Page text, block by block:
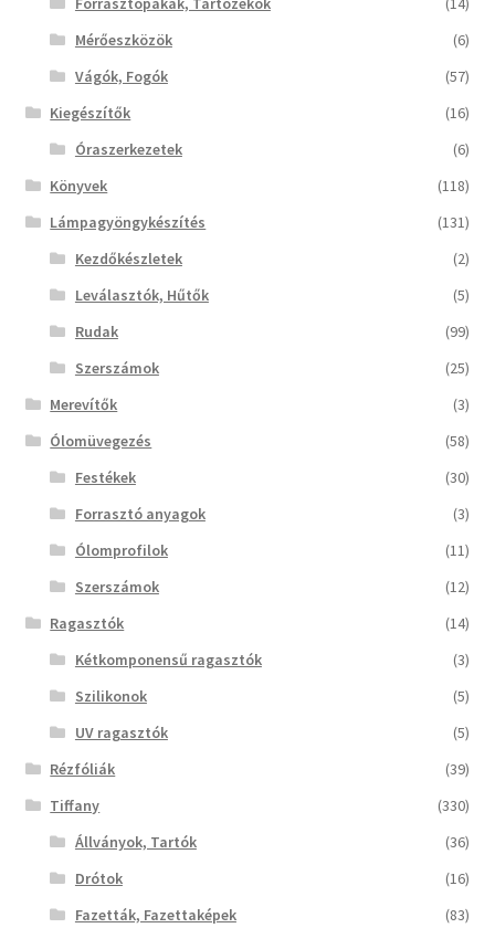
Mérőeszközök
(6)
Vágók, Fogók
(57)
Kiegészítők
(16)
Óraszerkezetek
(6)
Könyvek
(118)
Lámpagyöngykészítés
(131)
Kezdőkészletek
(2)
Leválasztók, Hűtők
(5)
Rudak
(99)
Szerszámok
(25)
Merevítők
(3)
Ólomüvegezés
(58)
Festékek
(30)
Forrasztó anyagok
(3)
Ólomprofilok
(11)
Szerszámok
(12)
Ragasztók
(14)
Kétkomponensű ragasztók
(3)
Szilikonok
(5)
UV ragasztók
(5)
Rézfóliák
(39)
Tiffany
(330)
Állványok, Tartók
(36)
Drótok
(16)
Fazetták, Fazettaképek
(83)